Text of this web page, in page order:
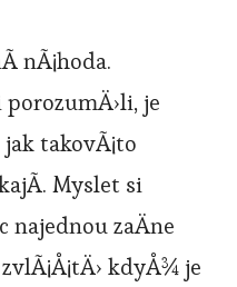
nÃ¡hoda.
je
takovÃ¡to
Myslet si
najednou zaÄne
kdyÅ¾ je